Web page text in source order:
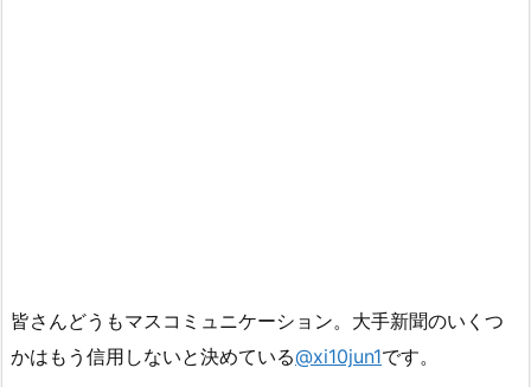
皆さんどうもマスコミュニケーション。大手新聞のいくつ
かはもう信用しないと決めている@xi10jun1です。